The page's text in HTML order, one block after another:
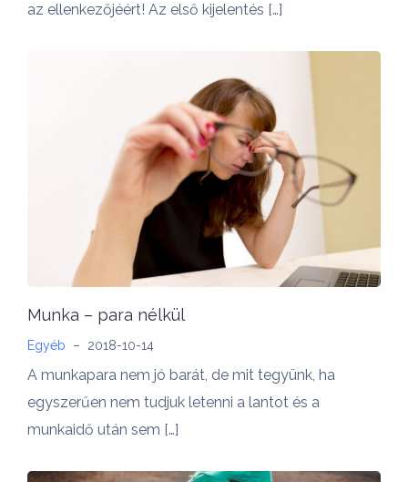
az ellenkezőjéért! Az első kijelentés […]
Munka – para nélkül
Egyéb – 2018-10-14
A munkapara nem jó barát, de mit tegyünk, ha
egyszerűen nem tudjuk letenni a lantot és a
munkaidő után sem […]